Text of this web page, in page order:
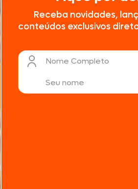
Receba novidades,
conteúdos exclusivos
Nome Completo